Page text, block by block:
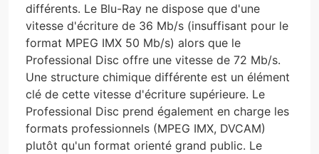
différents. Le Blu-Ray ne dispose que d'une
vitesse d'écriture de 36 Mb/s (insuffisant pour le
format MPEG IMX 50 Mb/s) alors que le
Professional Disc offre une vitesse de 72 Mb/s.
Une structure chimique différente est un élément
clé de cette vitesse d'écriture supérieure. Le
Professional Disc prend également en charge les
formats professionnels (MPEG IMX, DVCAM)
plutôt qu'un format orienté grand public. Le